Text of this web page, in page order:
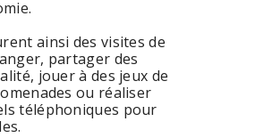
ainsi des visites de
partager des
jouer à des jeux de
ou réaliser
téléphoniques pour